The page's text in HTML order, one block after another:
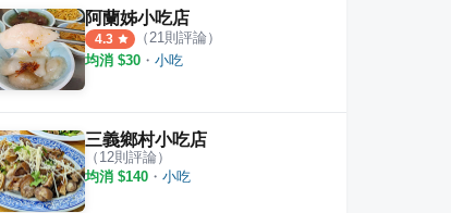
阿蘭姊小吃店
4.3 （21則評論）
均消 $30 ・ 小吃
三義鄉村小吃店
（ 12則評論）
均消 $140 ・ 小吃